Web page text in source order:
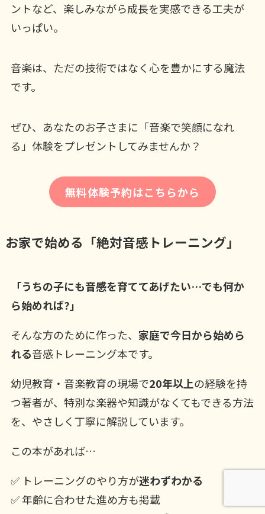
ントなど、楽しみながら成長を実感できる工夫が
いっぱい。
音楽は、ただの技術ではなく心を豊かにする魔法
です。
ぜひ、あなたのお子さまに「音楽で笑顔になれ
る」体験をプレゼントしてみませんか？
無料体験予約はこちらから
お家で始める「絶対音感トレーニング」
「うちの子にも音感を育ててあげたい…でも何か
ら始めれば?」
そんな方のために作った、 家庭で今日から始めら
れる音感トレーニング本です。
幼児教育・音楽教育の現場で20年以上の経験を持
つ著者が、特別な楽器や知識がなくてもできる方法
を、やさしく丁寧に解説しています。
この本があれば…
✅ トレーニングのやり方が迷わずわかる
✅ 年齢に合わせた進め方も掲載